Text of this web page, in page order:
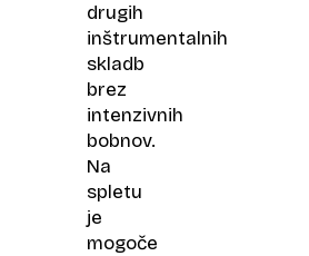
drugih
inštrumentalnih
skladb
brez
intenzivnih
bobnov.
Na
spletu
je
mogoče